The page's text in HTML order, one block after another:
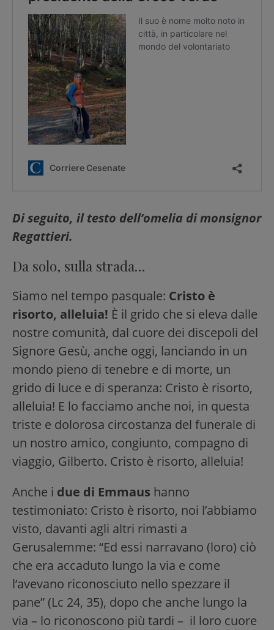
Di seguito, il testo dell’omelia di monsignor
Regattieri.
Da solo, sulla strada…
Siamo nel tempo pasquale: Cristo è
risorto, alleluia! È il grido che si eleva dalle
nostre comunità, dal cuore dei discepoli del
Signore Gesù, anche oggi, lanciando in un
mondo pieno di tenebre e di morte, un
grido di luce e di speranza: Cristo è risorto,
alleluia! E lo facciamo anche noi, in questa
triste e dolorosa circostanza del funerale di
un nostro amico, congiunto, compagno di
viaggio, Gilberto. Cristo è risorto, alleluia!
Anche i due di Emmaus hanno
testimoniato: Cristo è risorto, noi l’abbiamo
visto, davanti agli altri rimasti a
Gerusalemme: “Ed essi narravano (loro) ciò
che era accaduto lungo la via e come
l’avevano riconosciuto nello spezzare il
pane” (Lc 24, 35), dopo che anche lungo la
via – lo riconoscono più tardi – il loro cuore